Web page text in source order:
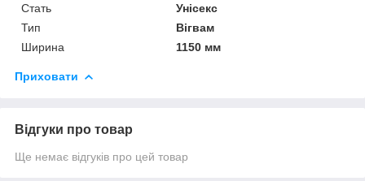
Стать
Унісекс
Тип
Вігвам
Ширина
1150 мм
Приховати
Відгуки про товар
Ще немає відгуків про цей товар